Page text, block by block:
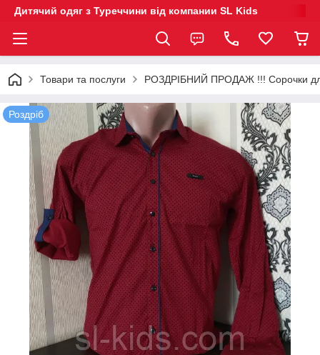
Дитячий одяг з Туреччини від компании SL Kids
Товари та послуги РОЗДРІБНИЙ ПРОДАЖ !!! Сорочки
Роздріб